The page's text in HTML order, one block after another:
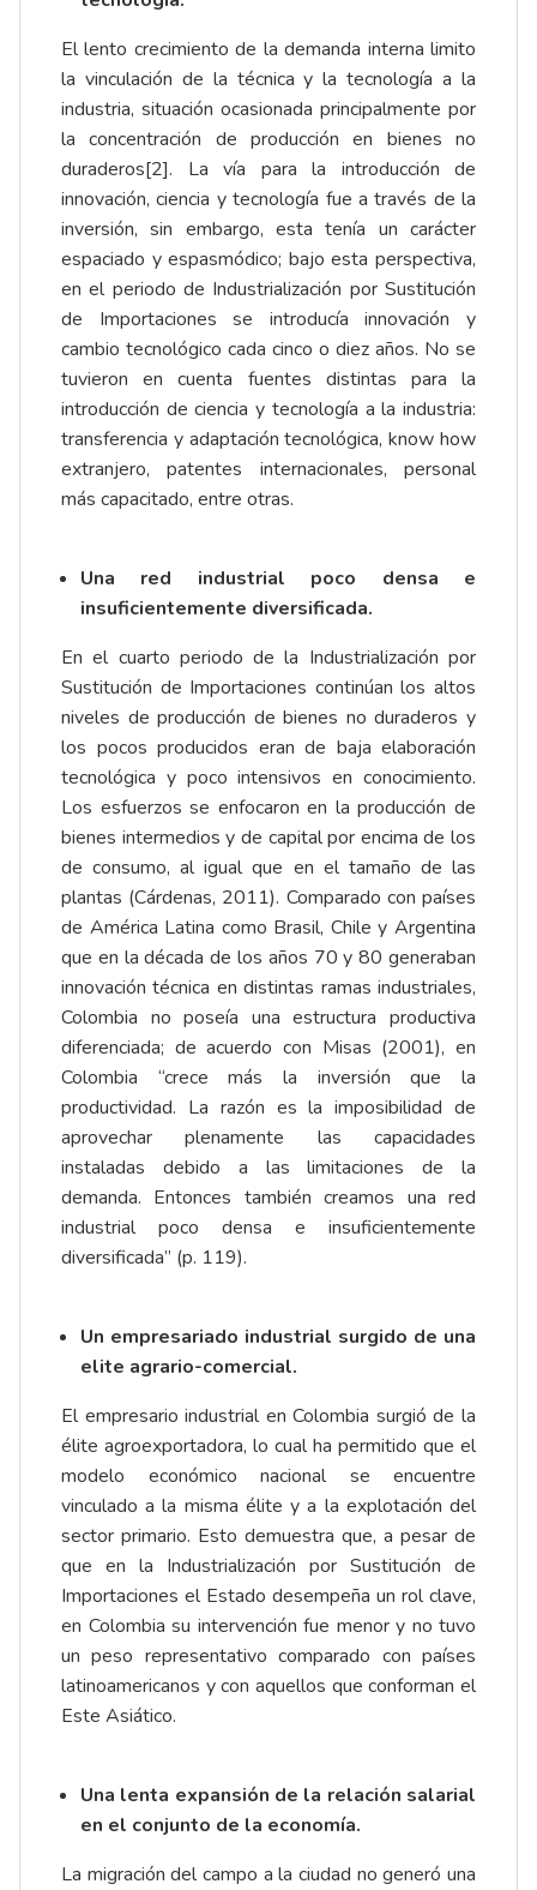
El lento crecimiento de la demanda interna limito
la vinculación de la técnica y la tecnología a la
industria, situación ocasionada principalmente por
la concentración de producción en bienes no
duraderos[2]. La vía para la introducción de
innovación, ciencia y tecnología fue a través de la
inversión, sin embargo, esta tenía un carácter
espaciado y espasmódico; bajo esta perspectiva,
en el periodo de Industrialización por Sustitución
de Importaciones se introducía innovación y
cambio tecnológico cada cinco o diez años. No se
tuvieron en cuenta fuentes distintas para la
introducción de ciencia y tecnología a la industria:
transferencia y adaptación tecnológica, know how
extranjero, patentes internacionales, personal
más capacitado, entre otras.
Una red industrial poco densa e
insuficientemente diversificada.
En el cuarto periodo de la Industrialización por
Sustitución de Importaciones continúan los altos
niveles de producción de bienes no duraderos y
los pocos producidos eran de baja elaboración
tecnológica y poco intensivos en conocimiento.
Los esfuerzos se enfocaron en la producción de
bienes intermedios y de capital por encima de los
de consumo, al igual que en el tamaño de las
plantas (Cárdenas, 2011). Comparado con países
de América Latina como Brasil, Chile y Argentina
que en la década de los años 70 y 80 generaban
innovación técnica en distintas ramas industriales,
Colombia no poseía una estructura productiva
diferenciada; de acuerdo con Misas (2001), en
Colombia “crece más la inversión que la
productividad. La razón es la imposibilidad de
aprovechar plenamente las capacidades
instaladas debido a las limitaciones de la
demanda. Entonces también creamos una red
industrial poco densa e insuficientemente
diversificada” (p. 119).
Un empresariado industrial surgido de una
elite agrario-comercial.
El empresario industrial en Colombia surgió de la
élite agroexportadora, lo cual ha permitido que el
modelo económico nacional se encuentre
vinculado a la misma élite y a la explotación del
sector primario. Esto demuestra que, a pesar de
que en la Industrialización por Sustitución de
Importaciones el Estado desempeña un rol clave,
en Colombia su intervención fue menor y no tuvo
un peso representativo comparado con países
latinoamericanos y con aquellos que conforman el
Este Asiático.
Una lenta expansión de la relación salarial
en el conjunto de la economía.
La migración del campo a la ciudad no generó una